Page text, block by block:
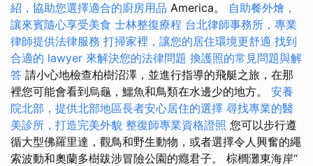
紹，協助您選擇適合的廚房用品 America。 自助餐外燴，
讓來賓隨心享受美食 士林整復療程 台北律師事務所，專業
律師提供法律服務 打掃家裡，讓您的居住環境更舒適 找到
合適的 lawyer 來解決您的法律問題 換護照的常見問題與解
答 請小心地檢查柏樹沼澤，並進行指導的飛艇之旅，在那
裡您可能會看到烏龜，鱷魚和鳥類在水邊少的地方。 安養
院北部，提供北部地區長者安心居住的選擇 尋找專業的醫
美診所，打造完美外貌 整復師專業資格證照 您可以步行遵
循大型佛羅里達，觀鳥和野生動物，或者選擇令人興奮的繩
索波動和奧蘭多樹跋涉冒險公園的癮君子。 棕櫚灘東海岸“